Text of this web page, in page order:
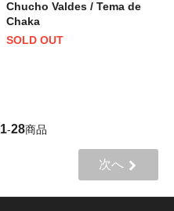
Chucho Valdes / Tema de
Chaka
SOLD OUT
1-28商品
次へ